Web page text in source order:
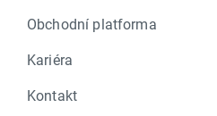
Obchodní platforma
Kariéra
Kontakt